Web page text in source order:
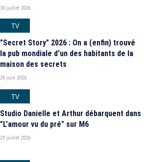
30 juillet 2026
TV
"Secret Story" 2026 : On a (enfin) trouvé
la pub mondiale d'un des habitants de la
maison des secrets
26 juin 2026
TV
Studio Danielle et Arthur débarquent dans
"L’amour vu du pré" sur M6
29 juillet 2026